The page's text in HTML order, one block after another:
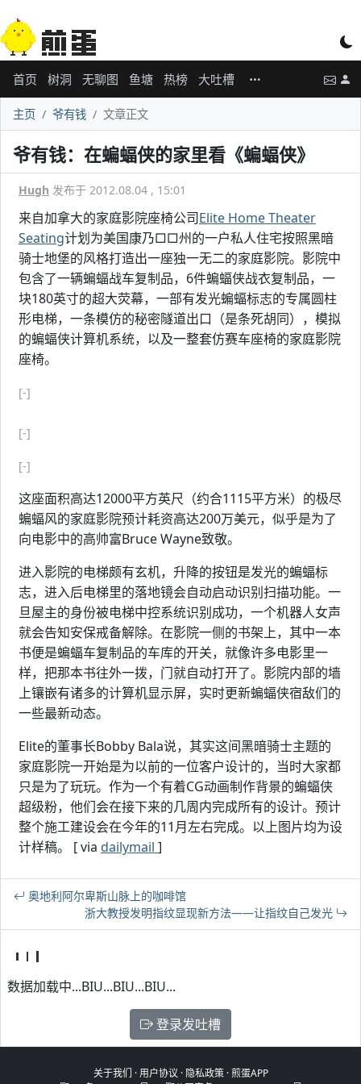
首页 树洞 无聊图 鱼塘 热榜 大吐槽
主页 爷有钱 文章正文
爷有钱：在蝙蝠侠的家里看《蝙蝠侠》
Hugh 发布于 2012.08.04 , 15:01
来自加拿大的家庭影院座椅公司Elite Home Theater
Seating计划为美国康乃□□州的一户私人住宅按照黑暗
骑士地堡的风格打造出一座独一无二的家庭影院。影院中
包含了一辆蝙蝠战车复制品，6件蝙蝠侠战衣复制品，一
块180英寸的超大荧幕，一部有发光蝙蝠标志的专属圆柱
形电梯，一条模仿的秘密隧道出口（是条死胡同），模拟
的蝙蝠侠计算机系统，以及一整套仿赛车座椅的家庭影院
座椅。
[-]
[-]
[-]
这座面积高达12000平方英尺（约合1115平方米）的极尽
蝙蝠风的家庭影院预计耗资高达200万美元，似乎是为了
向电影中的高帅富Bruce Wayne致敬。
进入影院的电梯颇有玄机，升降的按钮是发光的蝙蝠标
志，进入后电梯里的落地镜会自动启动识别扫描功能。一
旦屋主的身份被电梯中控系统识别成功，一个机器人女声
就会告知安保戒备解除。在影院一侧的书架上，其中一本
书便是蝙蝠车复制品的车库的开关，就像许多电影里一
样，把那本书往外一拨，门就自动打开了。影院内部的墙
上镶嵌有诸多的计算机显示屏，实时更新蝙蝠侠宿敌们的
一些最新动态。
Elite的董事长Bobby Bala说，其实这间黑暗骑士主题的
家庭影院一开始是为以前的一位客户设计的，当时大家都
只是为了玩玩。作为一个有着CG动画制作背景的蝙蝠侠
超级粉，他们会在接下来的几周内完成所有的设计。预计
整个施工建设会在今年的11月左右完成。以上图片均为设
计样稿。 [ via dailymail ]
奥地利阿尔卑斯山脉上的咖啡馆
浙大教授发明指纹显现新方法——让指纹自己发光
数据加载中...BIU...BIU...BIU...
登录发吐槽
关于我们 ·用户协议 · 隐私政策·煎蛋APP